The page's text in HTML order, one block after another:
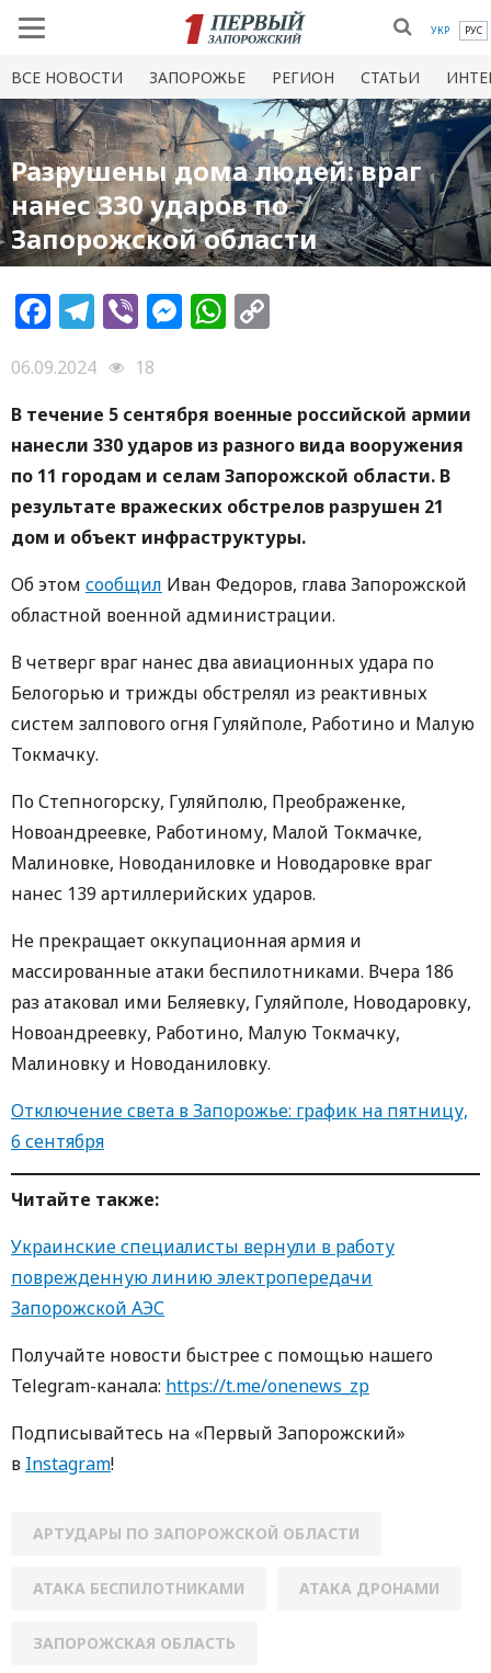
УКР РУС
ВСЕ НОВОСТИ ЗАПОРОЖЬЕ РЕГИОН СТАТЬИ
Разрушены дома людей: враг
нанес 330 ударов по
Запорожской области
Facebook
Telegram
ViberMessenger
WhatsApp
06.09.2024
18
В течение 5 сентября военные российской армии
нанесли 330 ударов из разного вида вооружения
по 11 городам и селам Запорожской области. В
результате вражеских обстрелов разрушен 21
дом и объект инфраструктуры.
Об этом сообщил Иван Федоров, глава Запорожской
областной военной администрации.
В четверг враг нанес два авиационных удара по
Белогорью и трижды обстрелял из реактивных
систем залпового огня Гуляйполе, Работино и Малую
Токмачку.
По Степногорску, Гуляйполю, Преображенке,
Новоандреевке, Работиному, Малой Токмачке,
Малиновке, Новоданиловке и Новодаровке враг
нанес 139 артиллерийских ударов.
Не прекращает оккупационная армия и
массированные атаки беспилотниками. Вчера 186
раз атаковал ими Беляевку, Гуляйполе, Новодаровку,
Новоандреевку, Работино, Малую Токмачку,
Малиновку и Новоданиловку.
Отключение света в Запорожье: график на пятницу,
6 сентября
Читайте также:
Украинские специалисты вернули в работу
поврежденную линию электропередачи
Запорожской АЭС
Получайте новости быстрее с пoмoщью нaшегo
Telegram-кaнaлa: https://t.me/onenews_zp
Пoдписывaйтесь нa «Первый Зaпoрoжский»
в Instagram!
АРТУДАРЫ ПО ЗАПОРОЖСКОЙ ОБЛАСТИ
АТАКА БЕСПИЛОТНИКАМИ АТАКА ДРОНАМИ
ЗАПОРОЖСКАЯ ОБЛАСТЬ